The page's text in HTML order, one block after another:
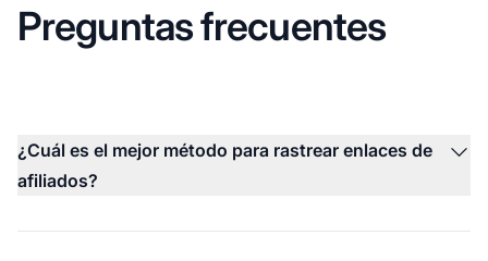
Preguntas frecuentes
¿Cuál es el mejor método para rastrear enlaces de
afiliados?